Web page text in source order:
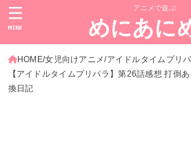
アニメで遊ぶ
めにあに
MENU
HOME 女児向けアニメ アイドルタイムプリパ
【アイドルタイムプリパラ】第26話感想 打倒
換日記